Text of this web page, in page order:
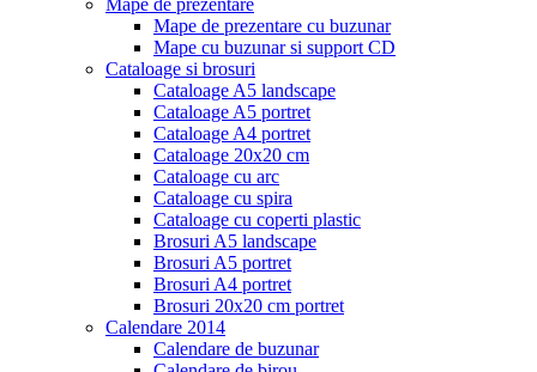
Mape de prezentare cu buzunar
Mape cu buzunar si support CD
Cataloage si brosuri
Cataloage A5 landscape
Cataloage A5 portret
Cataloage A4 portret
Cataloage 20x20 cm
Cataloage cu arc
Cataloage cu spira
Cataloage cu coperti plastic
Brosuri A5 landscape
Brosuri A5 portret
Brosuri A4 portret
Brosuri 20x20 cm portret
Calendare 2014
Calendare de buzunar